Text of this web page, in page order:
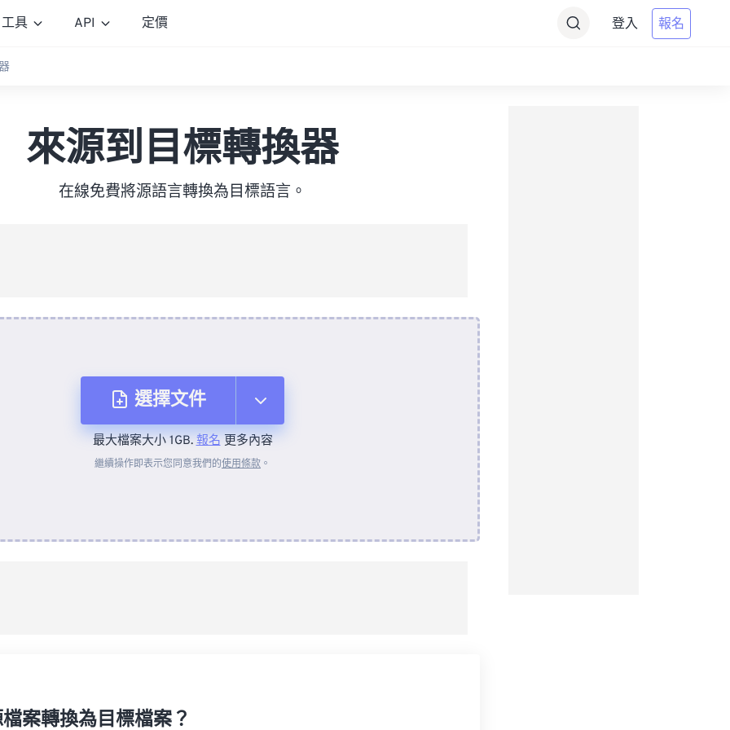
工具 API 定價 登入 報名
來源到目標轉換器
在線免費將源語言轉換為目標語言。
選擇文件
來自裝置
最大檔案大小 1GB.報名更多內容
繼續操作即表示您同意我們的使用條款 。
案轉換為目標檔案？